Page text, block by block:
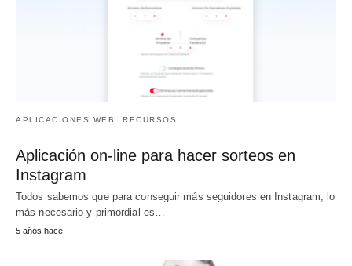
APLICACIONES WEB RECURSOS
Aplicación on-line para hacer sorteos en
Instagram
Todos sabemos que para conseguir más seguidores en Instagram, lo
más necesario y primordial es…
5 años hace